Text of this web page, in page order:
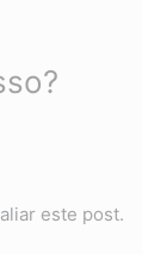
este post.